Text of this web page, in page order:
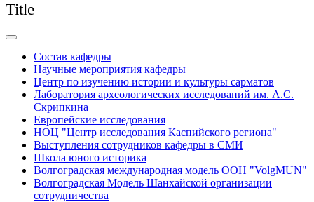
Title
Состав кафедры
Научные мероприятия кафедры
Центр по изучению истории и культуры сарматов
Лаборатория археологических исследований им. А.С.
Скрипкина
Европейские исследования
НОЦ "Центр исследования Каспийского региона"
Выступления сотрудников кафедры в СМИ
Школа юного историка
Волгоградская международная модель ООН "VolgMUN"
Волгоградская Модель Шанхайской организации
сотрудничества